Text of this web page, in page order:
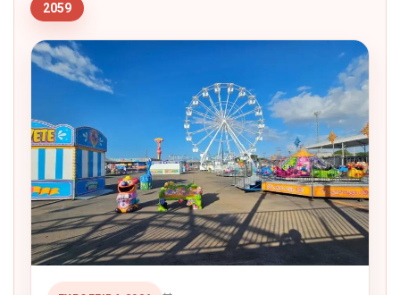
2059